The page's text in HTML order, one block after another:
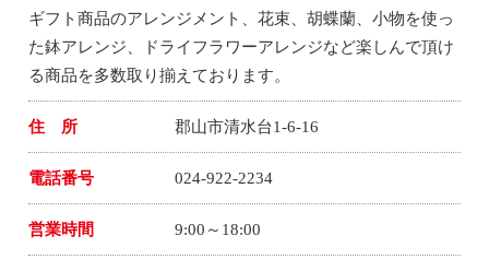
ギフト商品のアレンジメント、花束、胡蝶蘭、小物を使っ
た鉢アレンジ、ドライフラワーアレンジなど楽しんで頂け
る商品を多数取り揃えております。
住 所 郡山市清水台1-6-16
電話番号 024-922-2234
営業時間 9:00～18:00